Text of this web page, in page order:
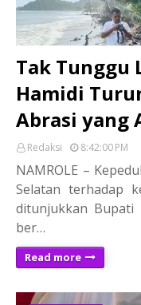
Tak Tunggu
Hamidi
Abrasi yang
Redaksi 8:42:00 PM
NAMROLE –
Selatan terhadap
ditunjukkan Bupati
ber…
Read more